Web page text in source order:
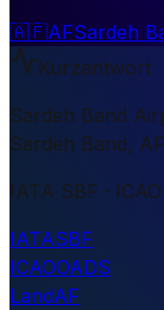
🇦🇫AFSardeh
Kurzantwort
Sardeh Band
Sardeh Band,
IATA SBF ·
IATASBF
ICAOOADS
LandAF